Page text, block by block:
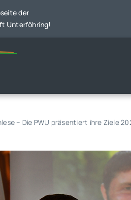
der
Unterföhring!
– Die PWU präsentiert ihre Ziele